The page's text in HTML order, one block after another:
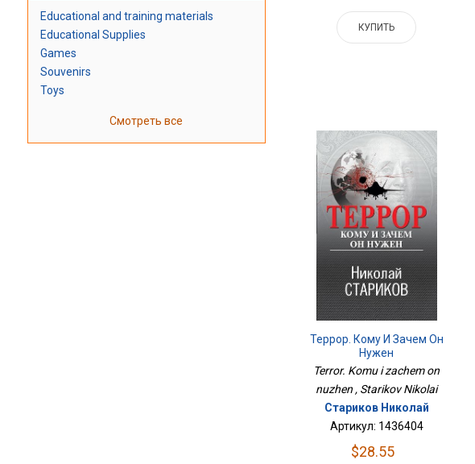
Educational and training materials
Educational Supplies
Games
Souvenirs
Toys
Смотреть все
КУПИТЬ
Террор. Кому И Зачем Он
Нужен
Terror. Komu i zachem on
nuzhen , Starikov Nikolai
Стариков Николай
Артикул: 1436404
$28.55